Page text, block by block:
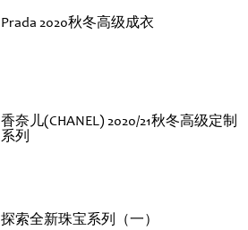
Prada 2020秋冬高级成衣
香奈儿(CHANEL) 2020/21秋冬高级定制
系列
探索全新珠宝系列（一）